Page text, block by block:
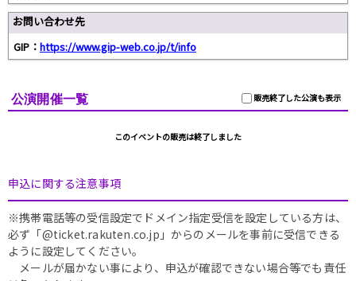
お問い合わせ先
GIP： https://www.gip-web.co.jp/t/info
販売終了した公演も表示
公演開催一覧
このイベントの販売は終了しました
申込に関する注意事項
※携帯電話等の受信設定でドメイン指定受信を設定している方は、
必ず「@ticket.rakuten.co.jp」からのメールを事前に受信できる
ように設定してください。
メールが届かない事により、申込が確認できない場合等でも責任